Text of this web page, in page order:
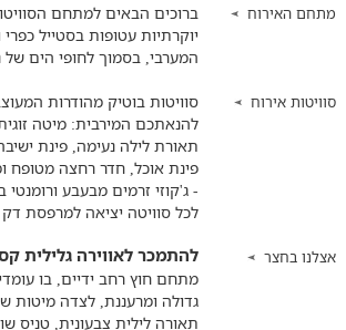
מתחם האירוח ברוכים הבאים למתחם
יוקרתיות עטופות בסטייל
המערבי, בסמוך לחופי הים של
סוויטות אירוח
סוויטות בוטיק מהודרות
תאורת לילה נעימה, פינת
פינת אוכל, חדר רחצה מטופח
- ג'קוזי זרמים מבעבע ורומנטי
לכל סוויטה יציאה למרפסת דק
אצלנו בחצר להתמכר לאווירה גלילית
מתחם חוץ רחב ידיים, בו
תאורה לילית צבעונית, טניס